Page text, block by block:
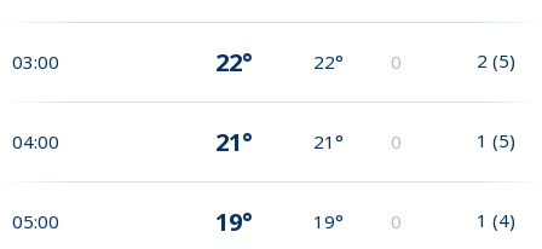
03:00 22° 22° 0 2 (5)
04:00 21° 21° 0 1 (5)
05:00 19° 19° 0 1 (4)